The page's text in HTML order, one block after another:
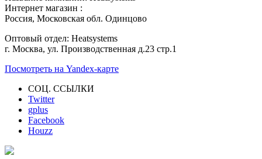
Интернет магазин :
Россия, Московская обл. Одинцово
Оптовый отдел: Heatsystems
г. Москва, ул. Производственная д.23 стр.1
Посмотреть на Yandex-карте
СОЦ. ССЫЛКИ
Twitter
gplus
Facebook
Houzz